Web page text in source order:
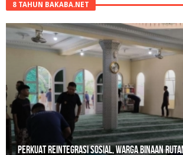
8 TAHUN BAKABA.NET
Perkuat Reintegrasi Sosial, Warga Binaan